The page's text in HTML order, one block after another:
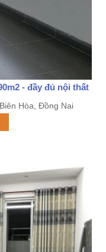
- đầy đủ nội thất
Hòa, Đồng Nai